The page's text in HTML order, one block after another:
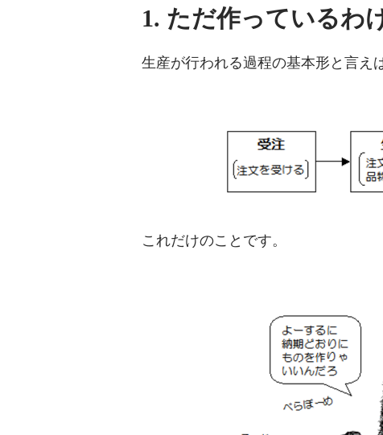
1. ただ作っているわ
生産が行われる過程の基本形と言え
これだけのことです。